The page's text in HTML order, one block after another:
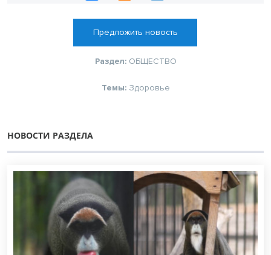
Предложить новость
Раздел: ОБЩЕСТВО
Темы: Здоровье
НОВОСТИ РАЗДЕЛА